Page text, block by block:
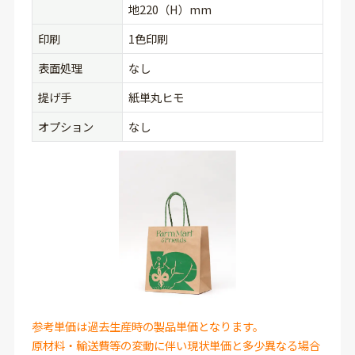
地220（H）mm
印刷
1色印刷
表面処理
なし
提げ手
紙単丸ヒモ
オプション
なし
参考単価は過去生産時の製品単価となります。
原材料・輸送費等の変動に伴い現状単価と多少異なる場合